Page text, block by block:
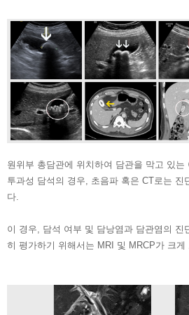
원위부 총담관에 위치하여 담관을 막고 있는
투과성 담석의 경우, 초음파 혹은 CT로는 진
다.
이 경우, 담석 여부 및 담낭염과 담관염의 진
히 평가하기 위해서는 MRI 및 MRCP가 크게